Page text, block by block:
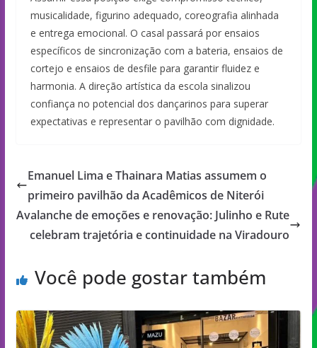
musicalidade, figurino adequado, coreografia alinhada
e entrega emocional. O casal passará por ensaios
específicos de sincronização com a bateria, ensaios de
cortejo e ensaios de desfile para garantir fluidez e
harmonia. A direção artística da escola sinalizou
confiança no potencial dos dançarinos para superar
expectativas e representar o pavilhão com dignidade.
Emanuel Lima e Thainara Matias assumem o
primeiro pavilhão da Acadêmicos de Niterói
Avalanche de emoções e renovação: Julinho e Rute
celebram trajetória e continuidade na Viradouro
Você pode gostar também